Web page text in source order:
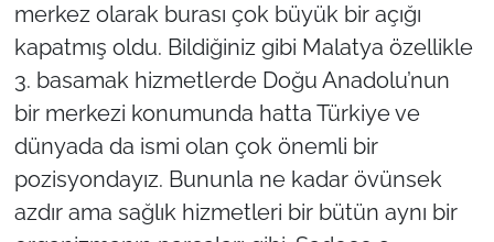
merkez olarak burası çok büyük bir açığı
kapatmış oldu. Bildiğiniz gibi Malatya özellikle
3. basamak hizmetlerde Doğu Anadolu’nun
bir merkezi konumunda hatta Türkiye ve
dünyada da ismi olan çok önemli bir
pozisyondayız. Bununla ne kadar övünsek
azdır ama sağlık hizmetleri bir bütün aynı bir